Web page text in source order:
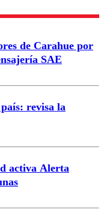
de Carahue por
SAE
revisa la
activa Alerta